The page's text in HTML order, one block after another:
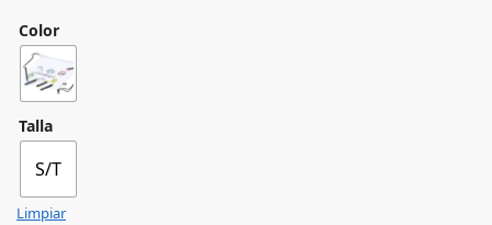
Color
Talla
S/T
Limpiar